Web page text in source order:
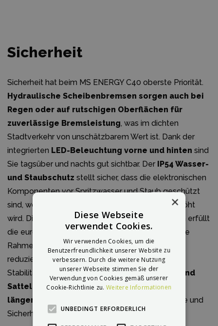
Sicherheit
Sicherheit hat beim MS ENERGY C40 oberste Priorität.
Hydraulische Scheibenbremsen sorgen auch bei
Regen oder auf rutschigen Oberflächen für
zuverlässige Bremsleistung, was im dichten
Stadtverkehr von unschätzbarem Wert ist. Dank der
integrierten LED-Beleuchtung vorne und hinten sind
Sie tagsüber und nachts gut sichtbar. Der IP54 Wasser-
und Staubschutz stellt sicher, dass die elektronischen
Komponenten vor Spritzwasser und Staub geschützt
sind, wodurch die Lebensdauer des Fahrrads erhöht
wird. Die maximale Geschwindigkeit von 25 km/h erfüllt
die europäischen Normen für E-Bikes. Der robuste
Rahmen und hochwertige, pannensichere Reifen
reduzieren das Unfallrisiko durch Platten oder
Stabilitätsverlust.Die Ergonomie von Lenker und
Sattel ist darauf ausgelegt, Ermüdung bei
längeren Fahrten zu reduzieren
, was Kontrolle und
Sicherheit erhöht.
×
Diese Webseite
verwendet Cookies.
Wir verwenden Cookies, um die
Benutzerfreundlichkeit unserer Website zu
verbessern. Durch die weitere Nutzung
unserer Webseite stimmen Sie der
Verwendung von Cookies gemäß unserer
Cookie-Richtlinie zu.Weitere Informationen
UNBEDINGT ERFORDERLICH